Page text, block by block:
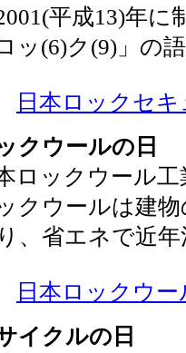
平成13)年に
ッ(6)ク(9)」の
日本ロックセ
クウールの日
ロックウール工
クウールは建物
、省エネで近
日本ロックウー
イクルの日